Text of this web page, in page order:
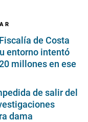
de Costa
entorno intentó
millones en ese
de salir del
dama